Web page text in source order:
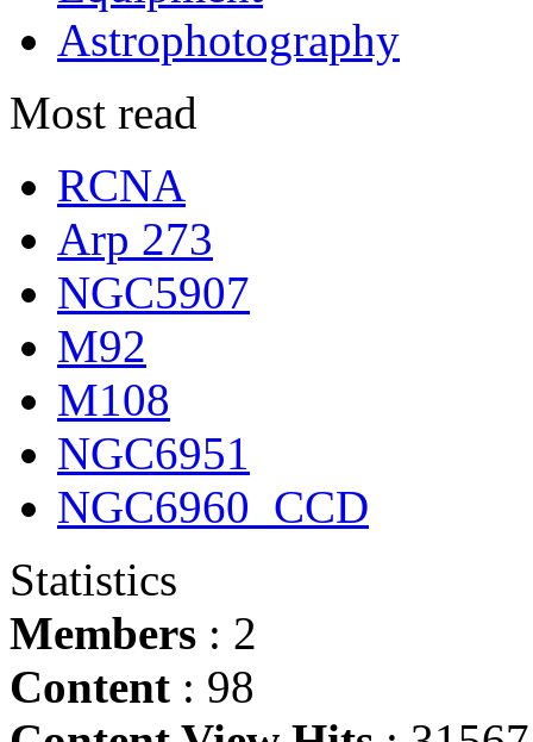
Astrophotography
Most read
RCNA
Arp 273
NGC5907
M92
M108
NGC6951
NGC6960_CCD
Statistics
Members : 2
Content : 98